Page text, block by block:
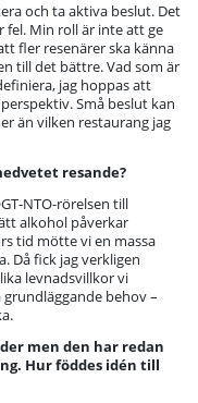
och ta aktiva beslut. Det
Min roll är inte att ge
fler resenärer ska känna
till det bättre. Vad som är
jag hoppas att
Små beslut kan
än vilken restaurang jag
resande?
NTO-rörelsen till
alkohol påverkar
tid mötte vi en massa
Då fick jag verkligen
levnadsvillkor vi
behov –
men den har redan
Hur föddes idén till